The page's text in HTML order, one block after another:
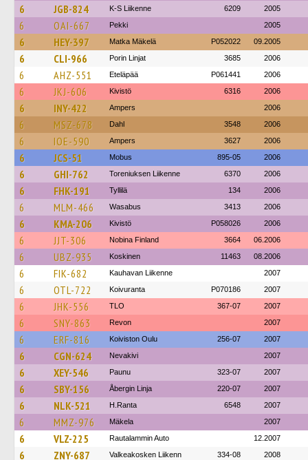
6 JGB-824 K-S Liikenne 6209 2005
6 OAI-667 Pekki 2005
6 HEY-397 Matka Mäkelä P052022 09.2005
6 CLI-966 Porin Linjat 3685 2006
6 AHZ-551 Eteläpää P061441 2006
6 JKJ-606 Kivistö 6316 2006
6 INY-422 Ampers 2006
6 MSZ-678 Dahl 3548 2006
6 IOE-590 Ampers 3627 2006
6 JCS-51 Mobus 895-05 2006
6 GHI-762 Toreniuksen Liikenne 6370 2006
6 FHK-191 Tyllilä 134 2006
6 MLM-466 Wasabus 3413 2006
6 KMA-206 Kivistö P058026 2006
6 JJT-306 Nobina Finland 3664 06.2006
6 UBZ-935 Koskinen 11463 08.2006
6 FIK-682 Kauhavan Liikenne 2007
6 OTL-722 Koivuranta P070186 2007
6 JHK-556 TLO 367-07 2007
6 SNY-863 Revon 2007
6 ERF-816 Koiviston Oulu 256-07 2007
6 CGN-624 Nevakivi 2007
6 XEY-546 Paunu 323-07 2007
6 SBY-156 Åbergin Linja 220-07 2007
6 NLK-521 H.Ranta 6548 2007
6 MMZ-976 Mäkela 2007
6 VLZ-225 Rautalammin Auto 12.2007
6 ZNY-687 Valkeakosken Liikenn 334-08 2008